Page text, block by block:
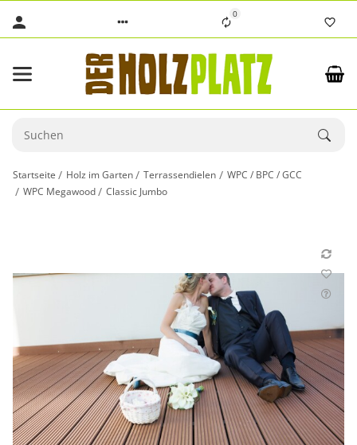
0
Startseite Holz im Garten Terrassendielen
WPC / BPC / GCC
WPC Megawood
Classic Jumbo